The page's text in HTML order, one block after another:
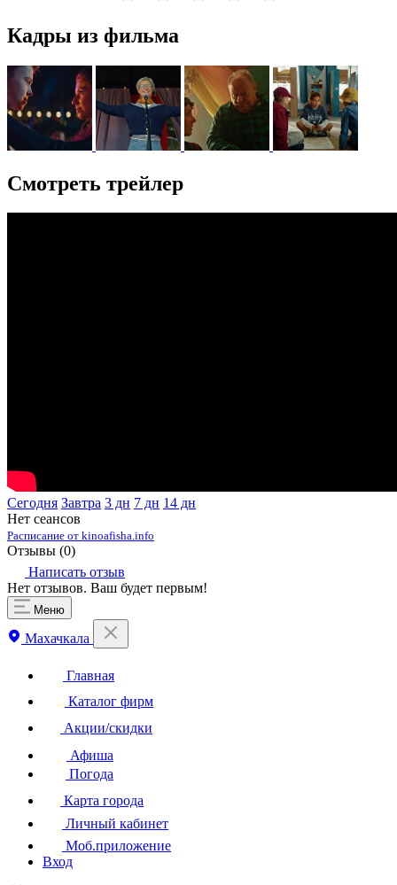
Кадры из фильма
Смотреть трейлер
Сегодня Завтра 3 дн 7 дн 14 дн
Нет сеансов
Расписание от kinoafisha.info
Отзывы (0)
Написать отзыв
Нет отзывов. Ваш будет первым!
Меню
Махачкала
Главная
Каталог фирм
Акции/скидки
Афиша
Погода
Карта города
Личный кабинет
Моб.приложение
Вход